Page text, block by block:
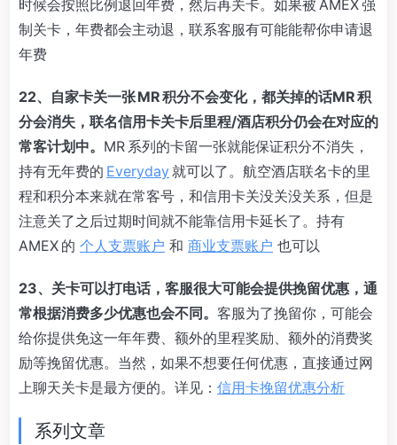
时候会按照比例退回年费，然后再关卡。如果被 AMEX 强
制关卡，年费都会主动退，联系客服有可能能帮你申请退
年费
22、自家卡关一张 MR 积分不会变化，都关掉的话MR 积
分会消失，联名信用卡关卡后里程/酒店积分仍会在对应的
常客计划中。 MR 系列的卡留一张就能保证积分不消失，
持有无年费的 Everyday 就可以了。航空酒店联名卡的里
程和积分本来就在常客号，和信用卡关没关没关系，但是
注意关了之后过期时间就不能靠信用卡延长了。持有
AMEX 的 个人支票账户 和 商业支票账户 也可以
23、关卡可以打电话，客服很大可能会提供挽留优惠，通
常根据消费多少优惠也会不同。 客服为了挽留你，可能会
给你提供免这一年年费、额外的里程奖励、额外的消费奖
励等挽留优惠。当然，如果不想要任何优惠，直接通过网
上聊天关卡是最方便的。详见： 信用卡挽留优惠分析
系列文章